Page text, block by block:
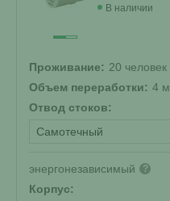
В наличии
Проживание: 20 человек
Объем переработки: 4 м
Отвод стоков:
Самотечный
энергонезависимый ?
Корпус: